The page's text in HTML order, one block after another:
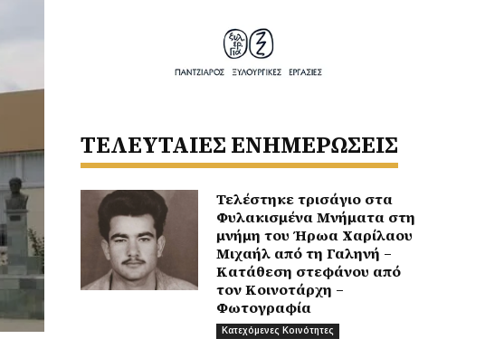
ΤΕΛΕΥΤΑΙΕΣ ΕΝΗΜΕΡΩΣΕΙΣ
Τελέστηκε τρισάγιο στα
Φυλακισμένα Μνήματα στη
μνήμη του Ήρωα Χαρίλαου
Μιχαήλ από τη Γαληνή –
Κατάθεση στεφάνου από
τον Κοινοτάρχη –
Φωτογραφία
Κατεχόμενες Κοινότητες